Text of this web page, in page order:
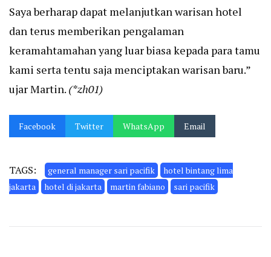
Saya berharap dapat melanjutkan warisan hotel
dan terus memberikan pengalaman
keramahtamahan yang luar biasa kepada para tamu
kami serta tentu saja menciptakan warisan baru.”
ujar Martin. (*zh01)
Facebook Twitter WhatsApp Email
TAGS: general manager sari pacifik
hotel bintang lima
jakarta
hotel di jakarta martin fabiano sari pacifik